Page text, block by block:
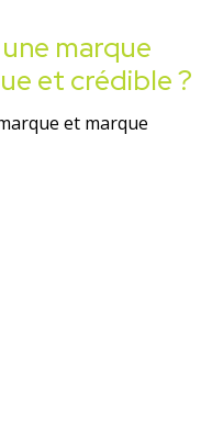
marque
et crédible ?
et marque